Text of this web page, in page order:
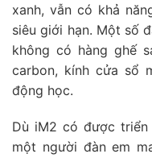
xanh, vẫn có khả
siêu giới hạn. Một số
không có hàng ghế
carbon, kính cửa sổ
động học.
Dù iM2 có được
một người đàn em